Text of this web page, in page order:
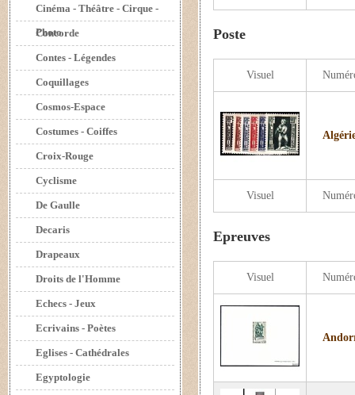
Cinéma - Théâtre - Cirque -
Photo
Concorde
Contes - Légendes
Coquillages
Cosmos-Espace
Costumes - Coiffes
Croix-Rouge
Cyclisme
De Gaulle
Decaris
Drapeaux
Droits de l'Homme
Echecs - Jeux
Ecrivains - Poètes
Eglises - Cathédrales
Egyptologie
Poste
Visuel
Visuel
Epreuves
Visuel